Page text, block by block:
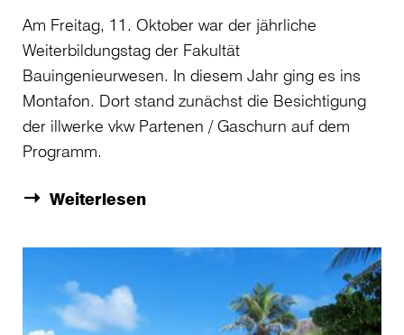
Am Freitag, 11. Oktober war der jährliche
Weiterbildungstag der Fakultät
Bauingenieurwesen. In diesem Jahr ging es ins
Montafon. Dort stand zunächst die Besichtigung
der illwerke vkw Partenen / Gaschurn auf dem
Programm.
Weiterlesen